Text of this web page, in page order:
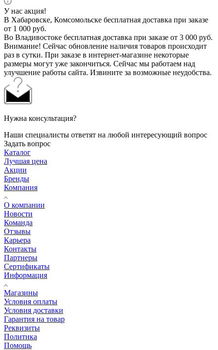
У нас акция!
В Хабаровске, Комсомольске бесплатная доставка при заказе
от 1 000 руб.
Во Владивостоке бесплатная доставка при заказе от 3 000 руб.
Внимание! Сейчас обновление наличия товаров происходит
раз в сутки. При заказе в интернет-магазине некоторые
размеры могут уже закончиться. Сейчас мы работаем над
улучшение работы сайта. Извините за возможные неудобства.
Нужна консультация?
Наши специалисты ответят на любой интересующий вопрос
Задать вопрос
Каталог
Лучшая цена
Акции
Бренды
Компания
О компании
Новости
Команда
Отзывы
Карьера
Контакты
Партнеры
Сертификаты
Информация
Магазины
Условия оплаты
Условия доставки
Гарантия на товар
Реквизиты
Политика
Помощь